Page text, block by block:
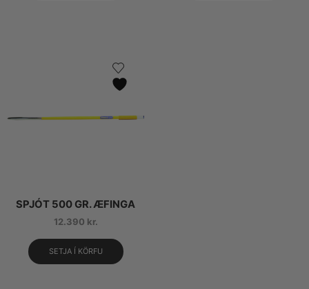
SPJÓT 500 GR. ÆFINGA
12.390 kr.
SETJA Í KÖRFU